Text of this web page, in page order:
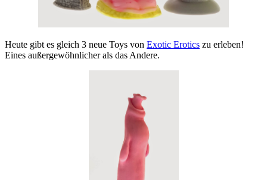
Heute gibt es gleich 3 neue Toys von Exotic Erotics zu erleben!
Eines außergewöhnlicher als das Andere.